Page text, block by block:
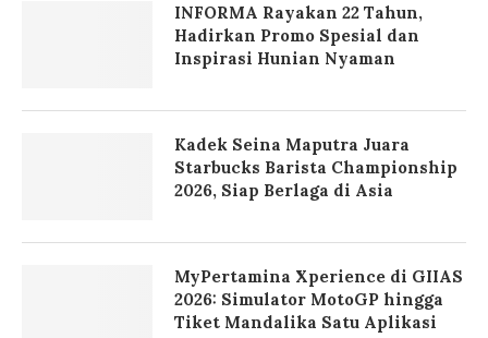
INFORMA Rayakan 22 Tahun,
Hadirkan Promo Spesial dan
Inspirasi Hunian Nyaman
Kadek Seina Maputra Juara
Starbucks Barista Championship
2026, Siap Berlaga di Asia
MyPertamina Xperience di GIIAS
2026: Simulator MotoGP hingga
Tiket Mandalika Satu Aplikasi